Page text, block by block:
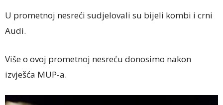
U prometnoj nesreći sudjelovali su bijeli kombi i crni
Audi.
Više o ovoj prometnoj nesreću donosimo nakon
izvješća MUP-a.